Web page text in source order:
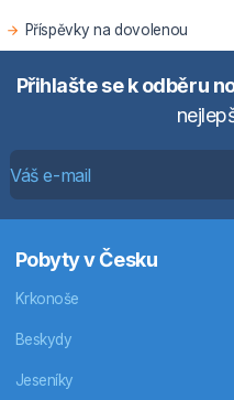
Příspěvky na dovolenou
Přihlašte se k odběru
Pobyty v Česku
Krkonoše
Beskydy
Jeseníky